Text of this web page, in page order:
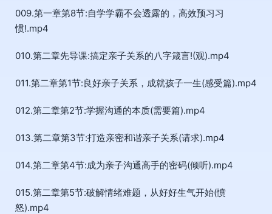
009.第一章第8节:自学学霸不会透露的，高效预习习
惯!.mp4
010.第二章先导课:搞定亲子关系的八字箴言!(观).mp4
011.第二章第1节:良好亲子关系，成就孩子一生(感受篇).mp4
012.第二章第2节:学握沟通的本质(需要篇).mp4
013.第二章第3节:打造亲密和谐亲子关系(请求).mp4
014.第二章第4节:成为亲子沟通高手的密码(倾听).mp4
015.第二章第5节:破解情绪难题，从好好生气开始(愤
怒).mp4